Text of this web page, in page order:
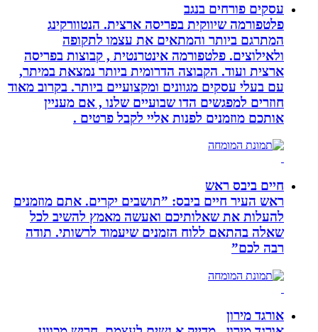
עסקים פורחים בנגב
פלטפורמה שיווקית בפריסה ארצית. הנטוורקינג
המתרגם ביותר והמתאים את עצמו לתקופה
ולאילוצים. פלטפורמה אינטרנטית , קבוצות בפריסה
ארצית ועוד. הקבוצה הדרומית ביותר נמצאת במיתר,
עם בעלי עסקים מגוונים ומקצועיים ביותר. בקרוב מאוד
חוזרים למפגשים הדו שבועיים שלנו , אם מעניין
אותכם מוזמנים לפנות אליי לקבל פרטים .
חיים ביבס ראש
ראש העיר חיים ביבס: ”תושבים יקרים. אתם מוזמנים
להעלות את שאלותיכם ואעשה מאמץ להשיב לכל
שאלה בהתאם ללוח הזמנים שיעמוד לרשותי. תודה
רבה לכם”
אורגד מירון